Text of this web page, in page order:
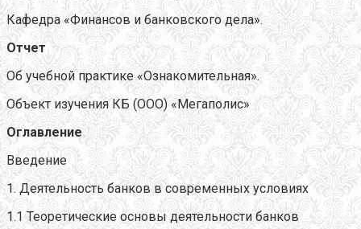
Кафедра «Финансов и банковского дела».
Отчет
Об учебной практике «Ознакомительная».
Объект изучения КБ (ООО) «Мегаполис»
Оглавление
Введение
1. Деятельность банков в современных условиях
1.1 Теоретические основы деятельности банков